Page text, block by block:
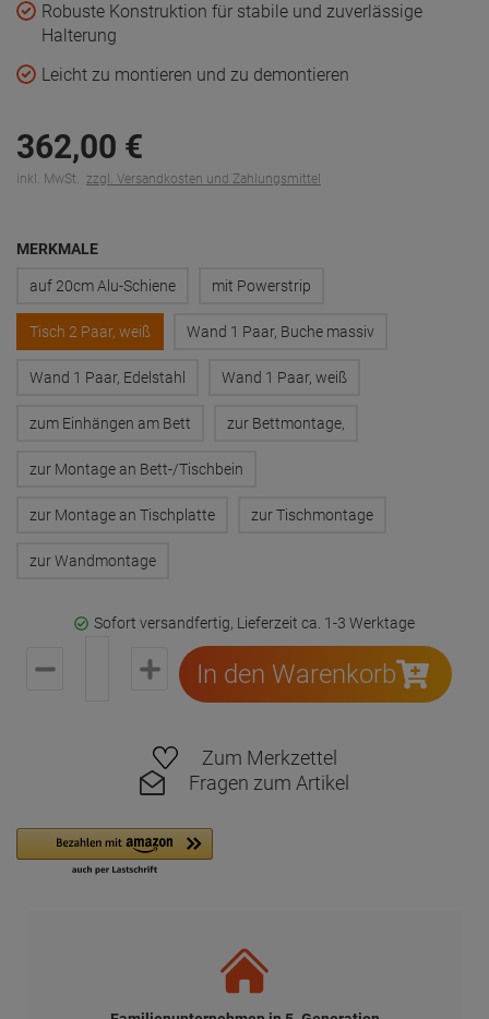
Robuste Konstruktion für stabile und zuverlässige
Halterung
Leicht zu montieren und zu demontieren
362,00 €
inkl. MwSt. zzgl. Versandkosten und Zahlungsmittel
MERKMALE
auf 20cm Alu-Schiene mit Powerstrip
Tisch 2 Paar, weiß Wand 1 Paar, Buche massiv
Wand 1 Paar, Edelstahl Wand 1 Paar, weiß
zum Einhängen am Bett zur Bettmontage,
zur Montage an Bett-/Tischbein
zur Montage an Tischplatte zur Tischmontage
zur Wandmontage
Sofort versandfertig, Lieferzeit ca. 1-3 Werktage
In den Warenkorb
Zum Merkzettel
Fragen zum Artikel